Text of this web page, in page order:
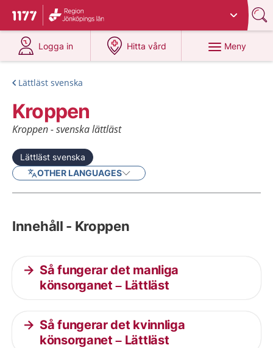
Till startsidan för 1177
Du har valt region
Logga in
på 1177.se
Hitta vård
på 1177.se
Meny
Lättläst svenska
Kroppen
Kroppen - svenska lättläst
Lättläst svenska
OTHER LANGUAGES
Innehåll - Kroppen
Så fungerar det manliga
könsorganet – Lättläst
Så fungerar det kvinnliga
könsorganet – Lättläst